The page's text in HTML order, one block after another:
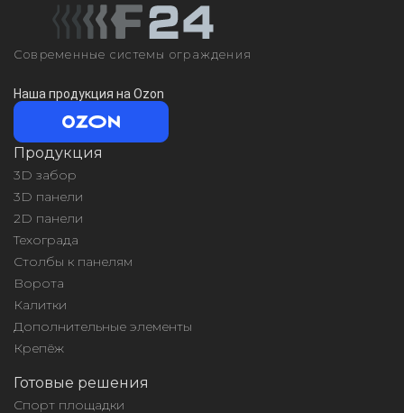
Современные системы ограждения
Наша продукция на Ozon
Продукция
3D забор
3D панели
2D панели
Техограда
Столбы к панелям
Ворота
Калитки
Дополнительные элементы
Крепёж
Готовые решения
Спорт площадки